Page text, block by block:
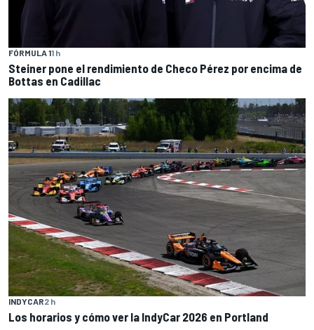
FÓRMULA 11 h
Steiner pone el rendimiento de Checo Pérez por encima de
Bottas en Cadillac
INDYCAR2 h
Los horarios y cómo ver la IndyCar 2026 en Portland